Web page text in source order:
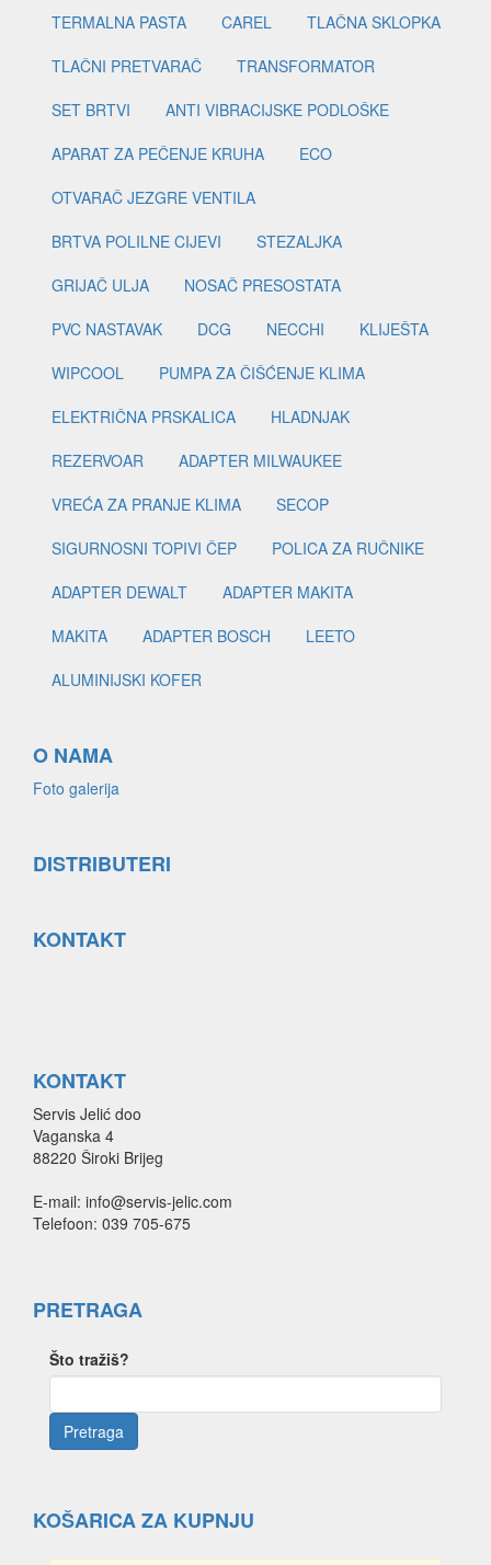
TERMALNA PASTA
CAREL
TLAČNA SKLOPKA
TLAČNI PRETVARAČ
TRANSFORMATOR
SET BRTVI
ANTI VIBRACIJSKE PODLOŠKE
APARAT ZA PEČENJE KRUHA
ECO
OTVARAČ JEZGRE VENTILA
BRTVA POLILNE CIJEVI
STEZALJKA
GRIJAČ ULJA
NOSAČ PRESOSTATA
PVC NASTAVAK
DCG NECCHI
KLIJEŠTA
WIPCOOL
PUMPA ZA ČIŠĆENJE KLIMA
ELEKTRIČNA PRSKALICA
HLADNJAK
REZERVOAR
ADAPTER MILWAUKEE
VREĆA ZA PRANJE KLIMA
SECOP
SIGURNOSNI TOPIVI ČEP
POLICA ZA RUČNIKE
ADAPTER DEWALT
ADAPTER MAKITA
MAKITA
ADAPTER BOSCH
LEETO
ALUMINIJSKI KOFER
O NAMA
Foto galerija
DISTRIBUTERI
KONTAKT
KONTAKT
Servis Jelić doo
Vaganska 4
88220 Široki Brijeg
E-mail: info@servis-jelic.com
Telefoon: 039 705-675
PRETRAGA
Što tražiš?
KOŠARICA ZA KUPNJU